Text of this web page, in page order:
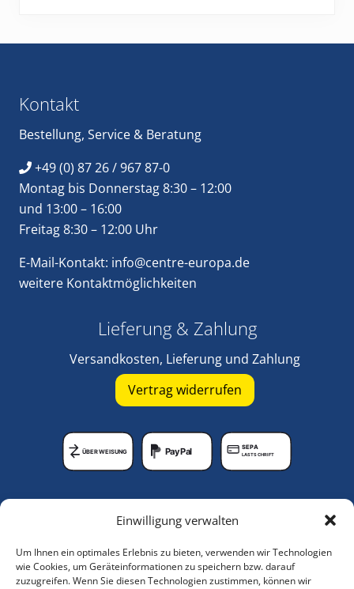
Einwilligung verwalten
Um Ihnen ein optimales Erlebnis zu bieten, verwenden wir Technologien
wie Cookies, um Geräteinformationen zu speichern bzw. darauf
zuzugreifen. Wenn Sie diesen Technologien zustimmen, können wir
Kontakt
Bestellung, Service & Beratung
+49 (0) 87 26 / 967 87-0
Montag bis Donnerstag 8:30 – 12:00
und 13:00 – 16:00
Freitag 8:30 – 12:00 Uhr
E-Mail-Kontakt: info@centre-europa.de
weitere Kontaktmöglichkeiten
Lieferung & Zahlung
Versandkosten, Lieferung und Zahlung
Vertrag widerrufen
ÜBERWEISUNG PayPal SEPA
LASTSCHRIFT
Unternehmen
Anleitungsvideos